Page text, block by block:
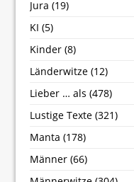
Jura (19)
KI (5)
Kinder (8)
Länderwitze (12)
Lieber … als (478)
Lustige Texte (321)
Manta (178)
Männer (66)